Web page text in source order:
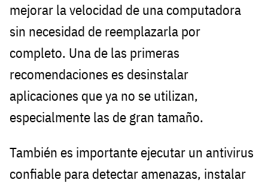
mejorar la velocidad de una computadora
sin necesidad de reemplazarla por
completo. Una de las primeras
recomendaciones es desinstalar
aplicaciones que ya no se utilizan,
especialmente las de gran tamaño.
También es importante ejecutar un antivirus
confiable para detectar amenazas, instalar